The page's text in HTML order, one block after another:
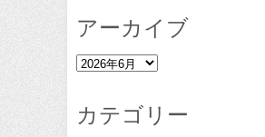
アーカイブ
ア
イ
カテゴリー